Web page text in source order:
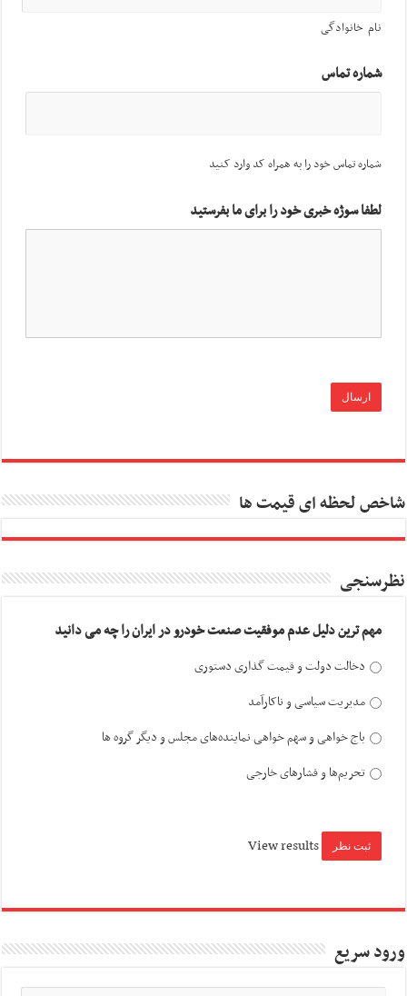
نام خانوادگی
شماره تماس
شماره تماس خود را به همراه کد وارد کنید
لطفا سوژه خبری خود را برای ما بفرستید
شاخص لحظه ای قیمت ها
نظرسنجی
مهم ترین دلیل عدم موفقیت صنعت خودرو در ایران را چه می دانید
دخالت دولت و قیمت گذاری دستوری
مدیریت سیاسی و ناکارآمد
باج خواهی و سهم خواهی نماینده‌های مجلس و دیگر گروه ها
تحریم‌ها و فشارهای خارجی
View results
ورود سریع